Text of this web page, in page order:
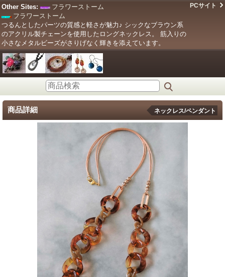
Other Sites:
フラワーストーム
フラワーストーム
つるんとしたパーツの質感と軽さが魅力♪ シックなブラウン系
のアクリル製チェーンを使用したロングネックレス。 筋入りの
小さなメタルビーズがさりげなく輝きを添えています。
PCサイト
商品詳細 ネックレス/ペンダント